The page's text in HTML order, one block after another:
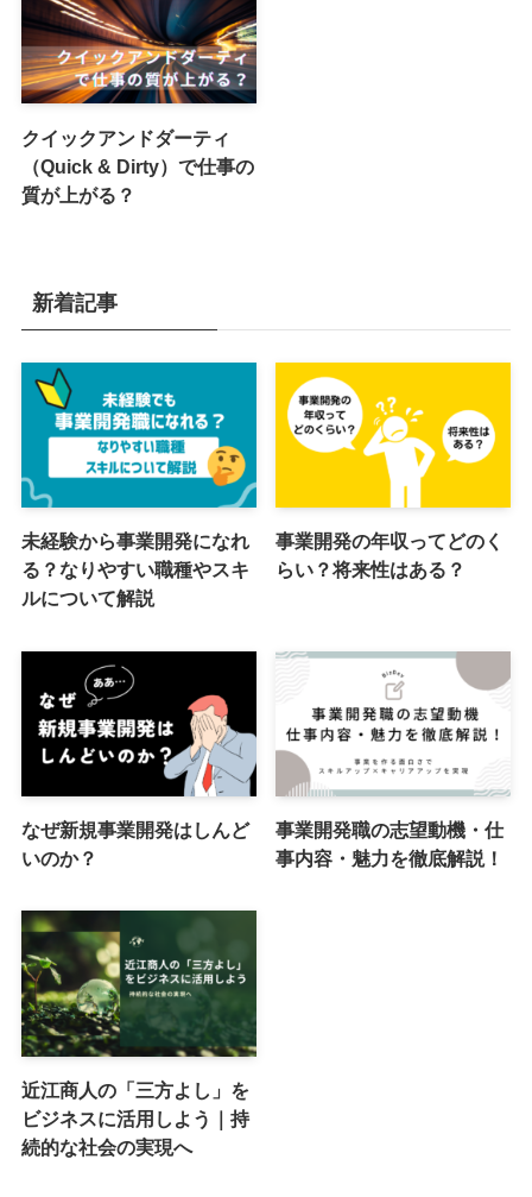
クイックアンドダーティ
（Quick & Dirty）で仕事の
質が上がる？
新着記事
未経験から事業開発になれ
る？なりやすい職種やスキ
ルについて解説
事業開発の年収ってどのく
らい？将来性はある？
なぜ新規事業開発はしんど
いのか？
事業開発職の志望動機・仕
事内容・魅力を徹底解説！
近江商人の「三方よし」を
ビジネスに活用しよう｜持
続的な社会の実現へ